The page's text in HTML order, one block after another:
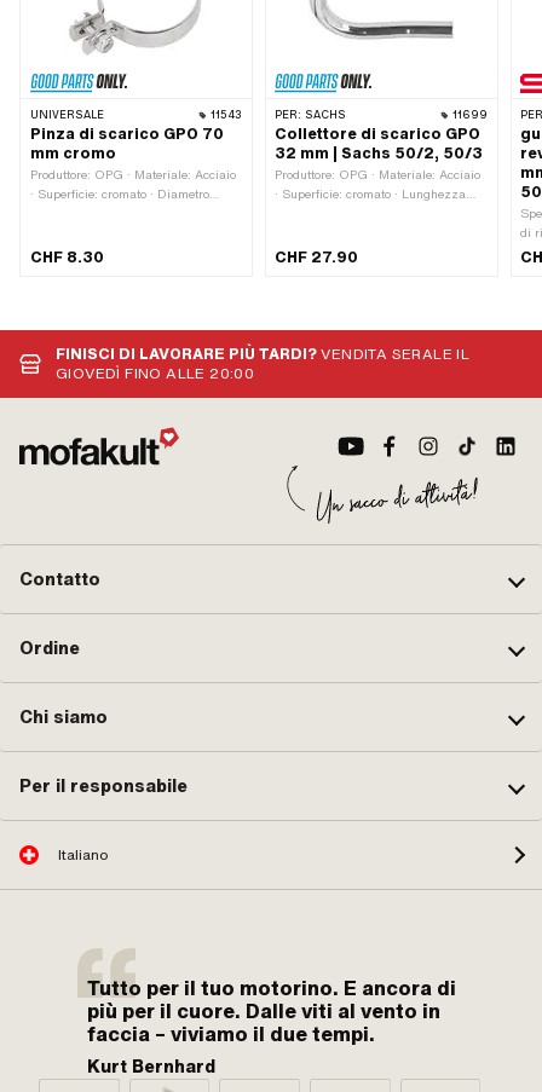
UNIVERSALE 11543
Pinza di scarico GPO 70
mm cromo
Produttore: OPG · Materiale: Acciaio
· Superficie: cromato · Diametro
Cromo · Larghezza: 19.1 mm ·
CHF 8.30
PER: SACHS 11699
Collettore di scarico GPO
32 mm | Sachs 50/2, 50/3
Produttore: OPG · Materiale: Acciaio
· Superficie: cromato · Lunghezza
interno: 29.6 mm · Ø esterno: 32.2
CHF 27.90
di
FINISCI DI LAVORARE PIÙ TARDI?VENDITA SERALE IL
GIOVEDÌ FINO ALLE 20:00
Contatto
Ordine
Chi siamo
Per il responsabile
Italiano
Tutto per il tuo motorino. E ancora di
più per il cuore. Dalle viti al vento in
faccia – viviamo il due tempi.
Kurt Bernhard